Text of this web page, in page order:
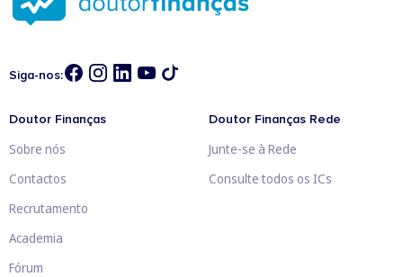
Siga-nos:
Doutor Finanças
Sobre nós
Contactos
Recrutamento
Academia
Fórum
Doutor Finanças Rede
Junte-se à Rede
Consulte todos os ICs